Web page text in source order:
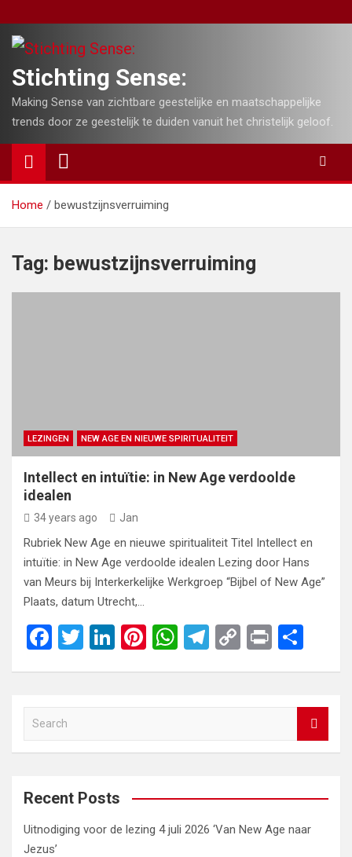
to
content
Stichting Sense:
Making Sense van zichtbare geestelijke en maatschappelijke
trends door ze geestelijk te duiden vanuit het christelijk geloof.
Home bewustzijnsverruiming
Tag: bewustzijnsverruiming
LEZINGEN NEW AGE EN NIEUWE SPIRITUALITEIT
Intellect en intuïtie: in New Age verdoolde
idealen
34 years ago Jan
Rubriek New Age en nieuwe spiritualiteit Titel Intellect en
intuïtie: in New Age verdoolde idealen Lezing door Hans
van Meurs bij Interkerkelijke Werkgroep “Bijbel of New Age”
Plaats, datum Utrecht,…
F
b
o
o
k
T
Li
Pi W
p
T
m
C
k
Pr
e
a
c
Recent Posts
Uitnodiging voor de lezing 4 juli 2026 ‘Van New Age naar
Jezus’